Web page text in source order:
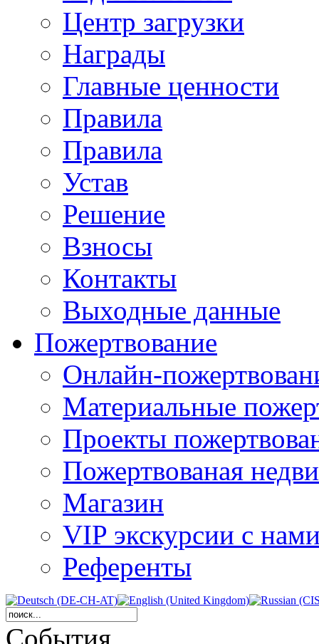
Центр загрузки
Награды
Главные ценности
Правила
Правила
Устав
Решение
Взносы
Контакты
Выходные данные
Пожертвование
Онлайн-
Материальные
Проекты
Пожертвованая
Магазин
VIP экскурсии с
Референты